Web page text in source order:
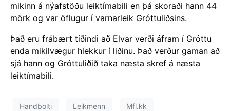
mikinn á nýafstöðu leiktímabili en þá skoraði hann 44
mörk og var öflugur í varnarleik Gróttuliðsins.
Það eru frábært tíðindi að Elvar verði áfram í Gróttu
enda mikilvægur hlekkur í liðinu. Það verður gaman að
sjá hann og Gróttuliðið taka næsta skref á næsta
leiktímabili.
Handbolti Leikmenn Mfl.kk